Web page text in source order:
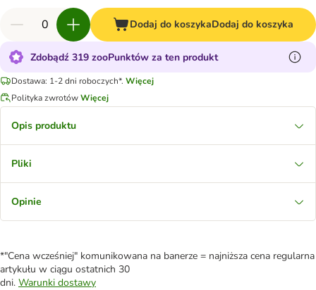
Dodaj do koszykaDodaj do koszyka
Zdobądź 319 zooPunktów za ten produkt
Dostawa: 1-2 dni roboczych*. Więcej
Polityka zwrotówWięcej
Opis produktu
Pliki
Opinie
*"Cena wcześniej" komunikowana na banerze = najniższa cena regularna
artykułu w ciągu ostatnich 30
dni. Warunki dostawy